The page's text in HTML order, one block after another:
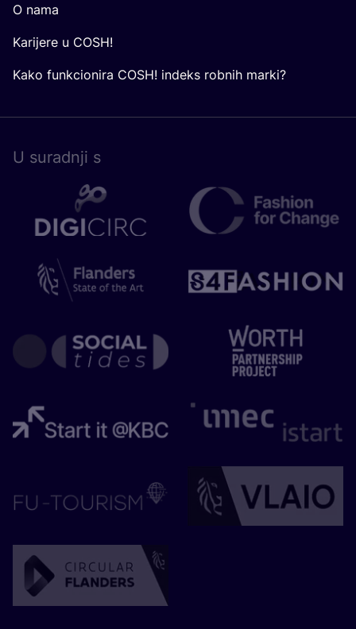
O nama
Karijere u COSH!
Kako funkcionira COSH! indeks robnih marki?
U surad­nji s